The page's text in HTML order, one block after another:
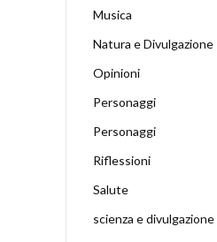
Musica
Natura e Divulgazione
Opinioni
Personaggi
Personaggi
Riflessioni
Salute
scienza e divulgazione